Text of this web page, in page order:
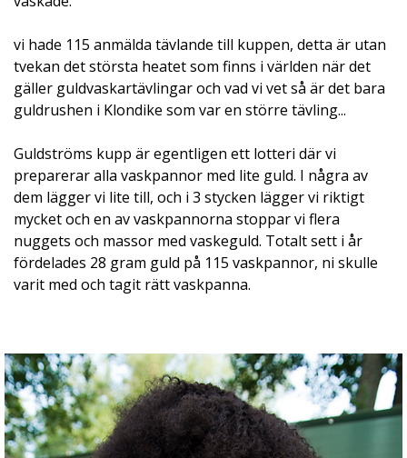
vi hade 115 anmälda tävlande till kuppen, detta är utan
tvekan det största heatet som finns i världen när det
gäller guldvaskartävlingar och vad vi vet så är det bara
guldrushen i Klondike som var en större tävling...
Guldströms kupp är egentligen ett lotteri där vi
preparerar alla vaskpannor med lite guld. I några av
dem lägger vi lite till, och i 3 stycken lägger vi riktigt
mycket och en av vaskpannorna stoppar vi flera
nuggets och massor med vaskeguld. Totalt sett i år
fördelades 28 gram guld på 115 vaskpannor, ni skulle
varit med och tagit rätt vaskpanna.